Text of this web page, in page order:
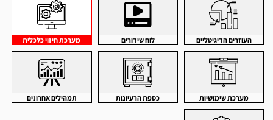
העוזרים הדיגיטליים לוח שידורים מערכת חיזוי כלכלית
מערכת שימושיות כספת הרעיונות תמהילים אחרונים